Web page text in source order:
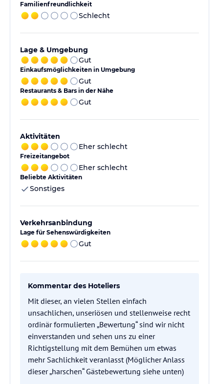
Familienfreundlichkeit
Schlecht
Lage & Umgebung
Gut
Einkaufsmöglichkeiten in Umgebung
Gut
Restaurants & Bars in der Nähe
Gut
Aktivitäten
Eher schlecht
Freizeitangebot
Eher schlecht
Beliebte Aktivitäten
Sonstiges
Verkehrsanbindung
Lage für Sehenswürdigkeiten
Gut
Kommentar des Hoteliers
Mit dieser, an vielen Stellen einfach
unsachlichen, unseriösen und stellenweise recht
ordinär formulierten „Bewertung“ sind wir nicht
einverstanden und sehen uns zu einer
Richtigstellung mit dem Bemühen um etwas
mehr Sachlichkeit veranlasst (Möglicher Anlass
dieser „harschen“ Gästebewertung siehe unten)